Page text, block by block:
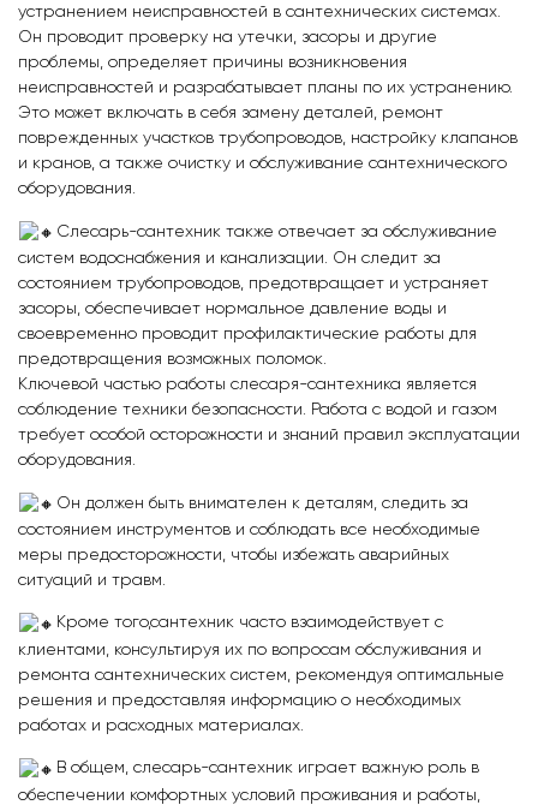
устранением неисправностей в сантехнических системах.
Он проводит проверку на утечки, засоры и другие
проблемы, определяет причины возникновения
неисправностей и разрабатывает планы по их устранению.
Это может включать в себя замену деталей, ремонт
поврежденных участков трубопроводов, настройку клапанов
и кранов, а также очистку и обслуживание сантехнического
оборудования.
Слесарь-сантехник также отвечает за обслуживание
систем водоснабжения и канализации. Он следит за
состоянием трубопроводов, предотвращает и устраняет
засоры, обеспечивает нормальное давление воды и
своевременно проводит профилактические работы для
предотвращения возможных поломок.
Ключевой частью работы слесаря-сантехника является
соблюдение техники безопасности. Работа с водой и газом
требует особой осторожности и знаний правил эксплуатации
оборудования.
Он должен быть внимателен к деталям, следить за
состоянием инструментов и соблюдать все необходимые
меры предосторожности, чтобы избежать аварийных
ситуаций и травм.
Кроме того,сантехник часто взаимодействует с
клиентами, консультируя их по вопросам обслуживания и
ремонта сантехнических систем, рекомендуя оптимальные
решения и предоставляя информацию о необходимых
работах и расходных материалах.
В общем, слесарь-сантехник играет важную роль в
обеспечении комфортных условий проживания и работы,